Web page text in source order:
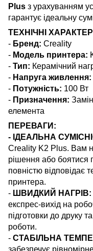
Plus з урахуванням
гарантує ідеальну
ТЕХНІЧНІ
- Бренд: Creality
- Модель принтера:
- Тип: Керамічний
- Напруга живлення:
- Потужність: 100 Вт
- Призначення:
елемента
ПЕРЕВАГИ:
- ІДЕАЛЬНА
Creality K2 Plus. Вам
рішення або боятися
повністю відповідає
принтера.
- ШВИДКИЙ НАГРІВ:
експрес-вихід на
підготовки до друку
роботи.
- СТАБІЛЬНА
забезпечує